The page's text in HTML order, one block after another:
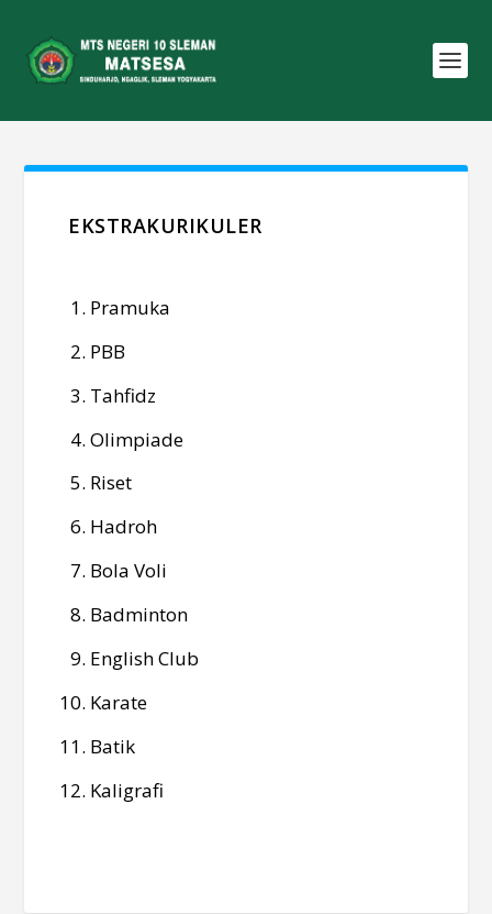
EKSTRAKURIKULER
Pramuka
PBB
Tahfidz
Olimpiade
Riset
Hadroh
Bola Voli
Badminton
English Club
Karate
Batik
Kaligrafi